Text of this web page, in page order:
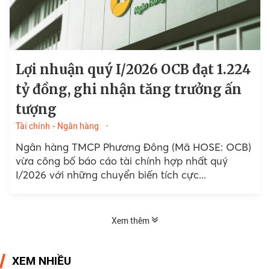
Lợi nhuận quý I/2026 OCB đạt 1.224
tỷ đồng, ghi nhận tăng trưởng ấn
tượng
Tài chính - Ngân hàng
Ngân hàng TMCP Phương Đông (Mã HOSE: OCB)
vừa công bố báo cáo tài chính hợp nhất quý
I/2026 với những chuyển biến tích cực...
Xem thêm
XEM NHIỀU